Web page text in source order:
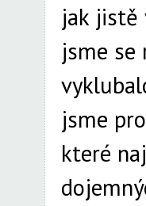
jak jistě
jsme se
jsme
které